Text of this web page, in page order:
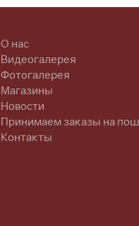
О нас
Видеогалерея
Фотогалерея
Магазины
Новости
Принимаем заказы на
Контакты